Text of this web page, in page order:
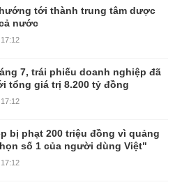
tới thành trung tâm dược
nước
7, trái phiếu doanh nghiệp đã
tổng giá trị 8.200 tỷ đồng
bị phạt 200 triệu đồng vì quảng
số 1 của người dùng Việt"